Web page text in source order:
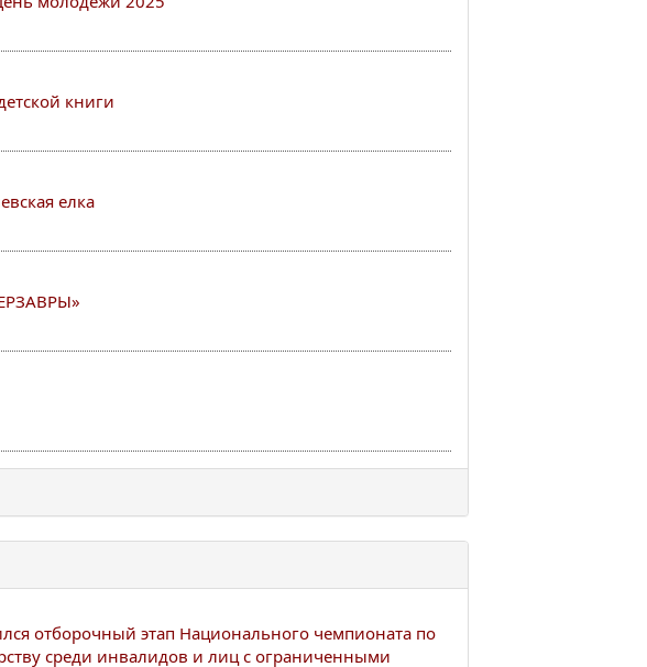
книги
елка
отборочный этап Национального чемпионата по
среди инвалидов и лиц с ограниченными